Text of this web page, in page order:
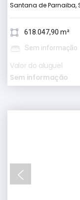
Santana de Parnaiba,
618.047,90 m²
Sem informação
Valor do aluguel
Sem informação